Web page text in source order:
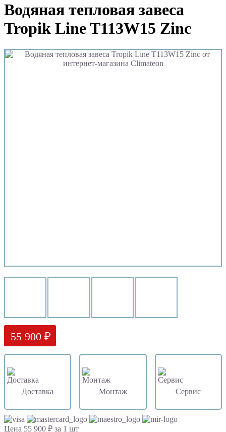
Водяная тепловая завеса
Tropik Line T113W15 Zinc
55 900 ₽
Доставка Монтаж Сервис
Цена 55 900 ₽ за 1 шт